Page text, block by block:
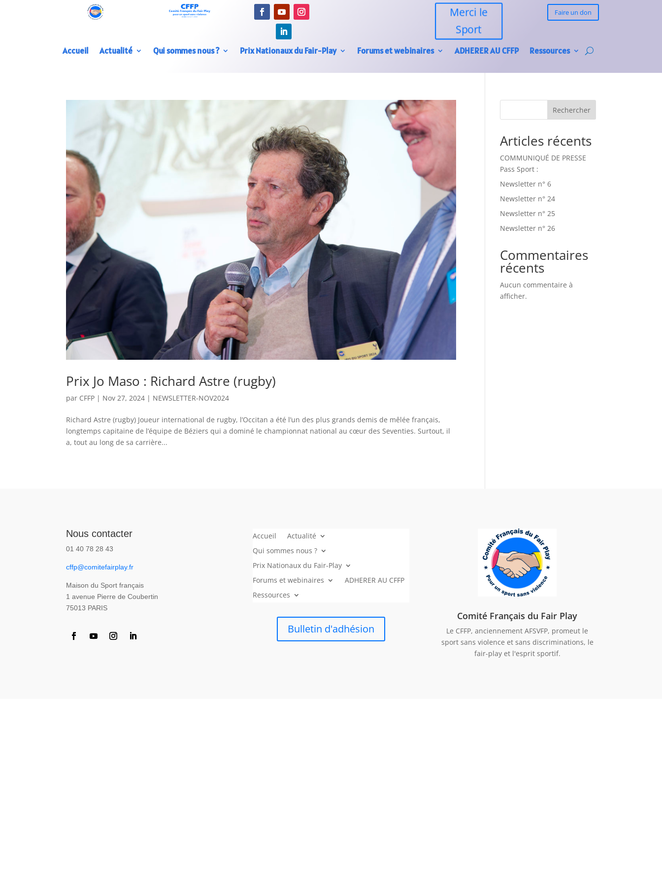
Merci le
Sport
Faire un don
Accueil Actualité Qui sommes nous ? Prix Nationaux du Fair-Play Forums et webinaires ADHERER AU CFFP Ressources
Prix Jo Maso : Richard Astre (rugby)
par CFFP | Nov 27, 2024 | NEWSLETTER-NOV2024
Richard Astre (rugby) Joueur international de rugby, l’Occitan a été l’un des plus grands demis de mêlée français,
longtemps capitaine de l’équipe de Béziers qui a dominé le championnat national au cœur des Seventies. Surtout, il
a, tout au long de sa carrière...
Rechercher
Articles récents
COMMUNIQUÉ DE PRESSE
Pass Sport :
Newsletter n° 6
Newsletter n° 24
Newsletter n° 25
Newsletter n° 26
Commentaires
récents
Aucun commentaire à
afficher.
Nous contacter
01 40 78 28 43
cffp@comitefairplay.fr
Maison du Sport français
1 avenue Pierre de Coubertin
75013 PARIS
Accueil
Actualité
Qui sommes nous ?
Prix Nationaux du Fair-Play
Forums et webinaires
ADHERER AU CFFP
Ressources
Bulletin d'adhésion
Comité Français du Fair Play
Le CFFP, anciennement AFSVFP, promeut le
sport sans violence et sans discriminations, le
fair-play et l'esprit sportif.